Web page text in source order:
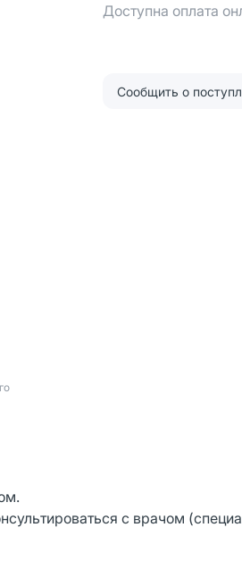
Доступна оплата
Сообщить о
с врачом